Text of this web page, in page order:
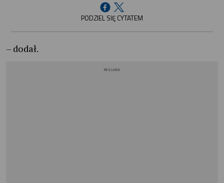
PODZIEL SIĘ CYTATEM
– dodał.
REKLAMA